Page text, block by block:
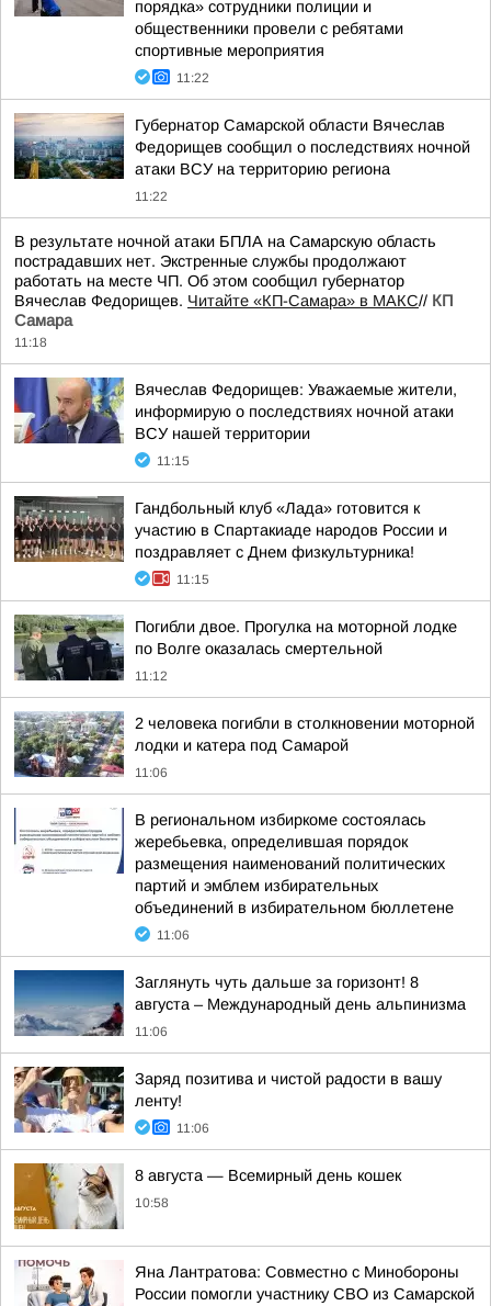
порядка» сотрудники полиции и
общественники провели с ребятами
спортивные мероприятия
11:22
Губернатор Самарской области Вячеслав
Федорищев сообщил о последствиях ночной
атаки ВСУ на территорию региона
11:22
В результате ночной атаки БПЛА на Самарскую область
пострадавших нет. Экстренные службы продолжают
работать на месте ЧП. Об этом сообщил губернатор
Вячеслав Федорищев. Читайте «КП-Самара» в МАКС// КП
Самара
11:18
Вячеслав Федорищев: Уважаемые жители,
информирую о последствиях ночной атаки
ВСУ нашей территории
11:15
Гандбольный клуб «Лада» готовится к
участию в Спартакиаде народов России и
поздравляет с Днем физкультурника!
11:15
Погибли двое. Прогулка на моторной лодке
по Волге оказалась смертельной
11:12
2 человека погибли в столкновении моторной
лодки и катера под Самарой
11:06
В региональном избиркоме состоялась
жеребьевка, определившая порядок
размещения наименований политических
партий и эмблем избирательных
объединений в избирательном бюллетене
11:06
Заглянуть чуть дальше за горизонт! 8
августа – Международный день альпинизма
11:06
Заряд позитива и чистой радости в вашу
ленту!
11:06
8 августа — Всемирный день кошек
10:58
Яна Лантратова: Совместно с Минобороны
России помогли участнику СВО из Самарской